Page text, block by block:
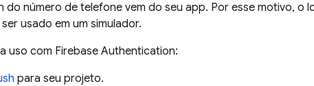
número de telefone vem do seu app. Por esse motivo, o
usado em um simulador.
uso com Firebase Authentication:
para seu projeto.